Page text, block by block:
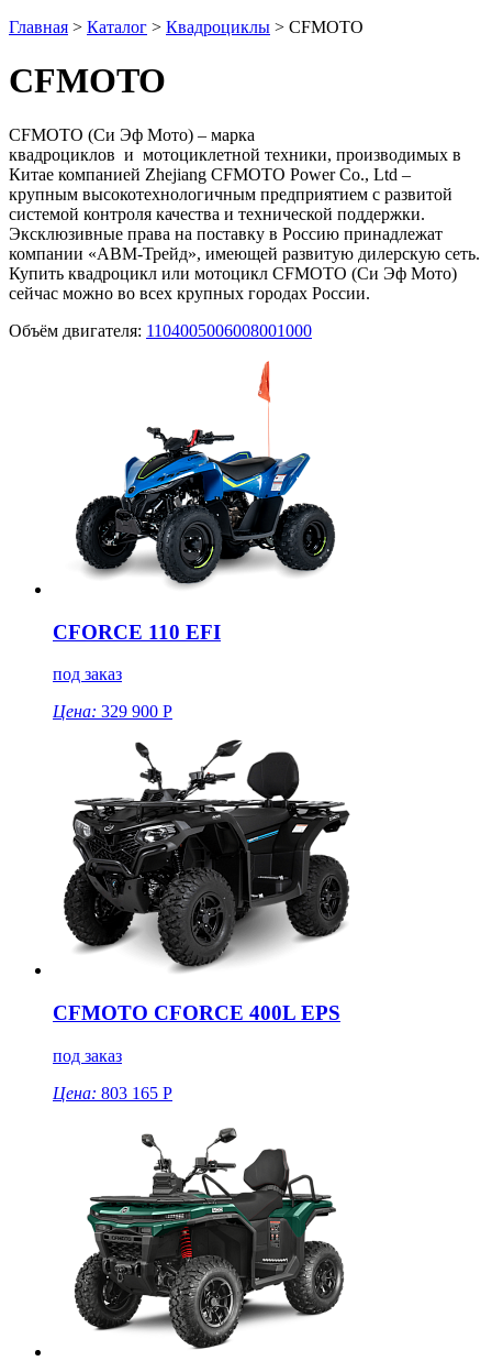
Главная > Каталог > Квадроциклы > CFMOTO
CFMOTO
CFMOTO (Си Эф Мото) – марка
квадроциклов и мотоциклетной техники, производимых в
Китае компанией Zhejiang CFMOTO Power Co., Ltd –
крупным высокотехнологичным предприятием с развитой
системой контроля качества и технической поддержки.
Эксклюзивные права на поставку в Россию принадлежат
компании «АВМ-Трейд», имеющей развитую дилерскую сеть.
Купить квадроцикл или мотоцикл CFMOTO (Си Эф Мото)
сейчас можно во всех крупных городах России.
Объём двигателя: 1104005006008001000
CFORCE 110 EFI
под заказ
Цена: 329 900 Р
CFMOTO CFORCE 400L EPS
под заказ
Цена: 803 165 Р